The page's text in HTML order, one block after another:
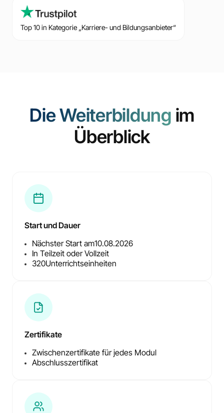
Top 10 in Kategorie „Karriere- und Bildungsanbieter“
Die Weiterbildung im
Überblick
Start und Dauer
Nächster Start am10.08.2026
In Teilzeit oder Vollzeit
320Unterrichtseinheiten
Zertifikate
Zwischenzertifikate für jedes Modul
Abschlusszertifikat